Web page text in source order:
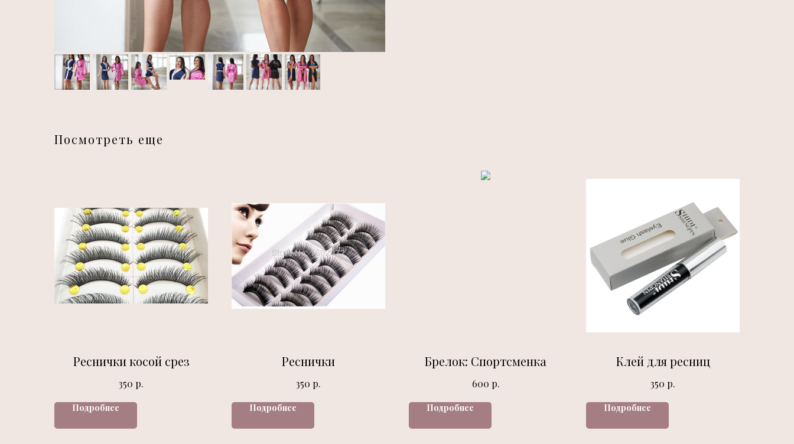
Посмотреть еще
Реснички косой срез
350 р.
Подробнее
Реснички
350 р.
Подробнее
Брелок: Спортсменка
600 р.
Подробнее
Клей для ресниц
350 р.
Подробнее